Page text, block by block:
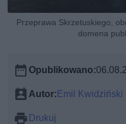
Przeprawa Skrzetuskiego,
domena
Opublikowano:
Autor:Emil Kwidziński
Drukuj